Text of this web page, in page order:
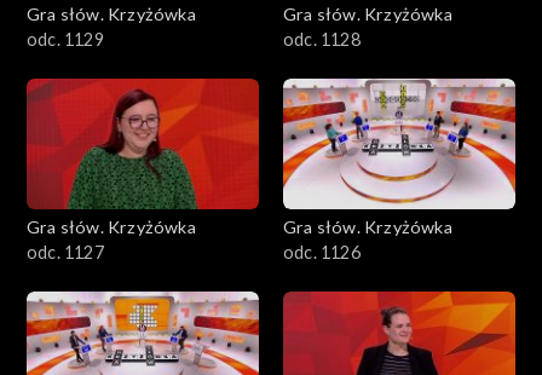
Gra słów. Krzyżówka
odc. 1129
Gra słów. Krzyżówka
odc. 1128
Gra słów. Krzyżówka
odc. 1127
Gra słów. Krzyżówka
odc. 1126